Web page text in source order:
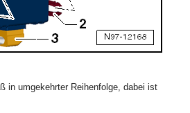
in umgekehrter Reihenfolge, dabei ist